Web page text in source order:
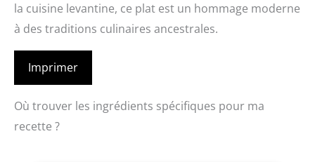
la cuisine levantine, ce plat est un hommage moderne
à des traditions culinaires ancestrales.
Imprimer
Où trouver les ingrédients spécifiques pour ma
recette ?